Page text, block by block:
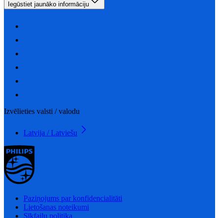
Iegūstiet jaunāko informāciju
Izvēlieties valsti / valodu
Latvija / Latviešu
Paziņojums par konfidencialitāti
Lietošanas noteikumi
Sīkfailu politika